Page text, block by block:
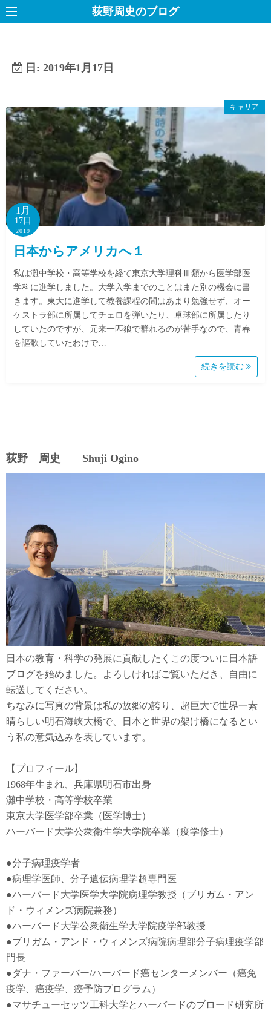
コ
ン
キ
ッ
プ
荻野周史のブログ
日: 2019年1月17日
キャリア
1月
17日
2019
日本からアメリカへ１
私は灘中学校・高等学校を経て東京大学理科Ⅲ類から医学部医
学科に進学しました。大学入学までのことはまた別の機会に書
きます。東大に進学して教養課程の間はあまり勉強せず、オー
ケストラ部に所属してチェロを弾いたり、卓球部に所属したり
していたのですが、元来一匹狼で群れるのが苦手なので、青春
を謳歌していたわけで…
続きを読む
荻野 周史 Shuji Ogino
日本の教育・科学の発展に貢献したくこの度ついに日本語
ブログを始めました。よろしければご覧いただき、自由に
転送してください。
ちなみに写真の背景は私の故郷の誇り、超巨大で世界一素
晴らしい明石海峡大橋で、日本と世界の架け橋になるとい
う私の意気込みを表しています。
【プロフィール】
1968年生まれ、兵庫県明石市出身
灘中学校・高等学校卒業
東京大学医学部卒業（医学博士）
ハーバード大学公衆衛生学大学院卒業（疫学修士）
●分子病理疫学者
●病理学医師、分子遺伝病理学超専門医
●ハーバード大学医学大学院病理学教授（ブリガム・アン
ド・ウィメンズ病院兼務）
●ハーバード大学公衆衛生学大学院疫学部教授
●ブリガム・アンド・ウィメンズ病院病理部分子病理疫学部
門長
●ダナ・ファーバー/ハーバード癌センターメンバー（癌免
疫学
癌疫学 、癌予防プログラム）
●マサチューセッツ工科大学とハーバードのブロード研究所